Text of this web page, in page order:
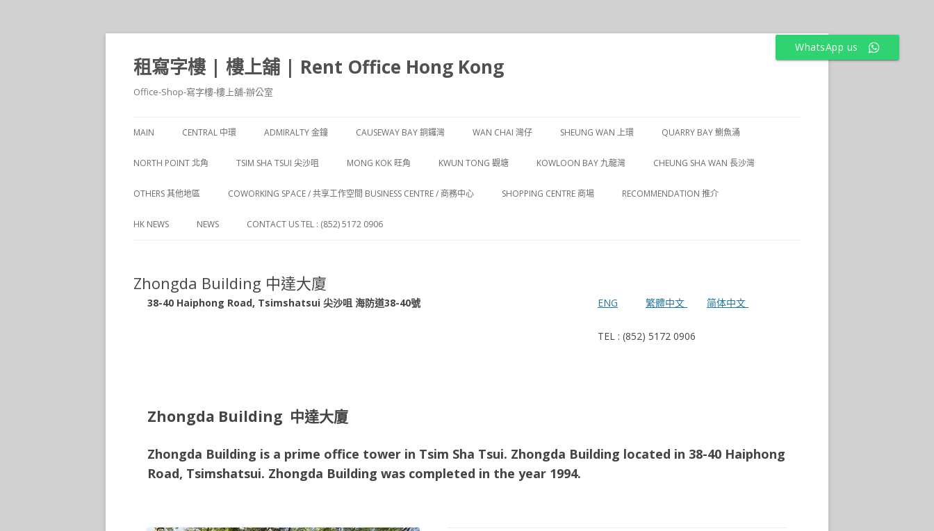
租寫字樓 | 樓上舖 | Rent Office Hong Kong
Office-Shop-寫字樓-樓上舖-辦公室
至
內
容
MAIN CENTRAL 中環
CENTRAL 1 中環
CENTRAL 2 中環
CENTRAL 3 中環
CENTRAL 5 中環
ADMIRALTY 金鐘 CAUSEWAY BAY 銅鑼灣
CAUSEWAY BAY 1 銅鑼灣
CAUSEWAY BAY 2 銅鑼灣
CAUSEWAY BAY 3 銅鑼灣
WAN CHAI 灣仔
WAN CHAI 1 灣仔
WAN CHAI 2 灣仔
SHEUNG WAN 上環
SHEUNG WAN 1 上環
SHEUNG WAN 2 上環
QUARRY BAY 鰂魚涌
NORTH POINT 北角
NORTH POINT 1 北角
NORTH POINT 2 北角
TSIM SHA TSUI 尖沙咀
TSIM SHA TSUI 1 尖沙咀
TSIM SHA TSUI 2 尖沙咀
TSIM SHA TSUI 4 尖沙咀
TSIM SHA TSUI 5 尖沙咀
MONG KOK 旺角
MONG KOK 1 旺角
MONG KOK 2 旺角
KWUN TONG 觀塘
KWUN TONG 1 觀塘
KOWLOON BAY 九龍灣 CHEUNG SHA WAN 長沙灣
OTHERS 其他地區 COWORKING SPACE / 共享工作空間 BUSINESS CENTRE / 商務中心 SHOPPING CENTRE 商場 RECOMMENDATION 推介
HK NEWS NEWS CONTACT US TEL : (852) 5172 0906
Zhongda Building 中達大廈
38-40 Haiphong Road, Tsimshatsui 尖沙咀 海防道38-40號 ENG 繁體中文 简体中文
TEL : (852) 5172 0906
Zhongda Building 中達大廈
Zhongda Building is a prime office tower in Tsim Sha Tsui. Zhongda Building located in 38-40 Haiphong
Road, Tsimshatsui. Zhongda Building was completed in the year 1994.
WhatsApp us